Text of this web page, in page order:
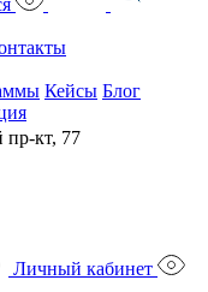
Кейсы Блог
пр-кт, 77
Личный кабинет